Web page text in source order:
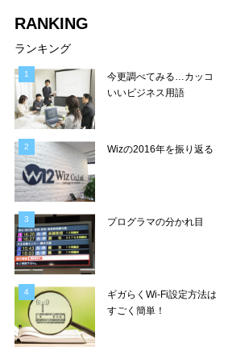
RANKING
ランキング
今更調べてみる…カッコ
いいビジネス用語
Wizの2016年を振り返る
プログラマの分かれ目
ギガらくWi-Fi設定方法は
すごく簡単！